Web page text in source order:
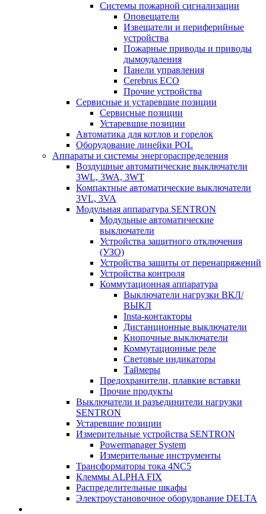
Системы пожарной сигнализации
Оповещатели
Извещатели и периферийные
устройства
Пожарные приводы и приводы
дымоудаления
Панели управления
Cerebrus ECO
Прочие устройства
Сервисные и устаревшие позиции
Сервисные позиции
Устаревшие позиции
Автоматика для котлов и горелок
Оборудование линейки POL
Аппараты и системы энергораспределения
Воздушные автоматические выключатели
3WL, 3WA, 3WT
Компактные автоматические выключатели
3VL, 3VA
Модульная аппаратура SENTRON
Модульные автоматические
выключатели
Устройства защитного отключения
(УЗО)
Устройства защиты от перенапряжений
Устройства контроля
Коммутационная аппаратура
Выключатели нагрузки ВКЛ/
ВЫКЛ
Insta-контакторы
Дистанционные выключатели
Кнопочные выключатели
Коммутационные реле
Световые индикаторы
Таймеры
Предохранители, плавкие вставки
Прочие продукты
Выключатели и разъединители нагрузки
SENTRON
Устаревшие позиции
Измерительные устройства SENTRON
Powermanager System
Измерительные инструменты
Трансформаторы тока 4NC5
Клеммы ALPHA FIX
Распределительные шкафы
Электроустановочное оборудование DELTA